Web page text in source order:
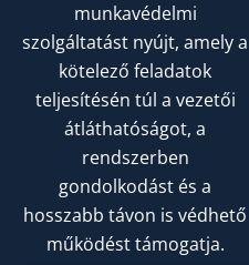
munkavédelmi
szolgáltatást nyújt, amely a
kötelező feladatok
teljesítésén túl a vezetői
átláthatóságot, a
rendszerben
gondolkodást és a
hosszabb távon is védhető
működést támogatja.